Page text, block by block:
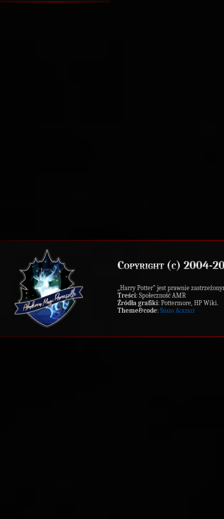
Copyright (c) 2004-
„Harry Potter” jest prawnie
Treści: Społeczność AMR
Źródła grafiki: Pottermore, HP Wiki.
Theme&code: Shado Ackerly